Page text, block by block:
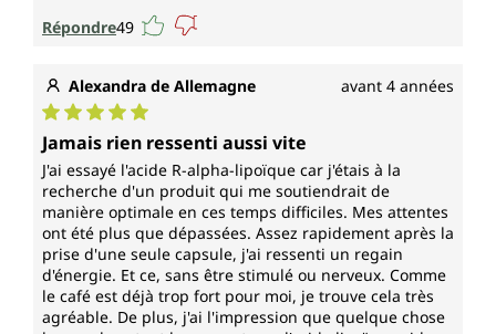
Répondre49
Alexandra de Allemagne avant 4 années
Note moyenne de 5 sur 5 étoiles
Jamais rien ressenti aussi vite
J'ai essayé l'acide R-alpha-lipoïque car j'étais à la
recherche d'un produit qui me soutiendrait de
manière optimale en ces temps difficiles. Mes attentes
ont été plus que dépassées. Assez rapidement après la
prise d'une seule capsule, j'ai ressenti un regain
d'énergie. Et ce, sans être stimulé ou nerveux. Comme
le café est déjà trop fort pour moi, je trouve cela très
agréable. De plus, j'ai l'impression que quelque chose